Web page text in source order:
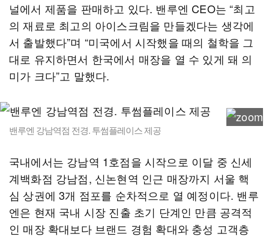
널에서 제품을 판매하고 있다. 밴루엔 CEO는 “최고
의 재료로 최고의 아이스크림을 만들겠다는 생각에
서 출발했다”며 “미국에서 시작했을 때의 철학을 그
대로 유지하면서 한국에서 매장을 열 수 있게 돼 의
미가 크다”고 말했다.
밴루엔 강남역점 전경. 투썸플레이스 제공
국내에서는 강남역 1호점을 시작으로 이달 중 신세
계백화점 강남점, 신논현역 인근 매장까지 서울 핵
심 상권에 3개 점포를 순차적으로 열 예정이다. 밴루
엔은 현재 국내 시장 진출 초기 단계인 만큼 공격적
인 매장 확대보다 브랜드 경험 확대와 충성 고객층